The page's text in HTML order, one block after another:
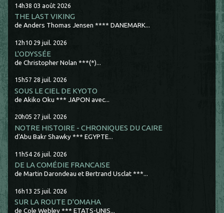
14h38 03 août 2026
THE LAST VIKING
de Anders Thomas Jensen **** DANEMARK...
12h10 29 juil. 2026
L'ODYSSÉE
de Christopher Nolan ***(*)...
15h57 28 juil. 2026
SOUS LE CIEL DE KYOTO
de Akiko Oku *** JAPON avec...
20h05 27 juil. 2026
NOTRE HISTOIRE - CHRONIQUES DU CAIRE
d'Abu Bakr Shawky *** EGYPTE...
11h54 26 juil. 2026
DE LA COMÉDIE FRANCAISE
de Martin Darondeau et Bertrand Usclat ***...
16h13 25 juil. 2026
SUR LA ROUTE D'OMAHA
de Cole Webley *** ETATS-UNIS...